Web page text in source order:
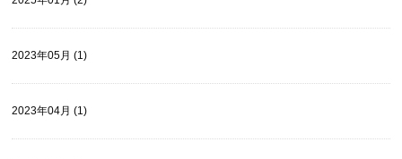
2023年05月 (1)
2023年04月 (1)